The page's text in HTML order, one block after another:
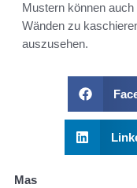
Mustern können
Wänden zu
auszusehen.
Mas